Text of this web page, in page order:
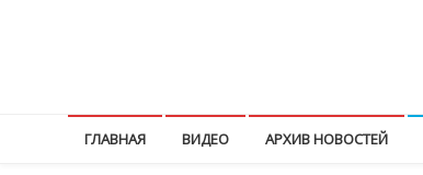
ГЛАВНАЯ ВИДЕО АРХИВ НОВОСТЕЙ